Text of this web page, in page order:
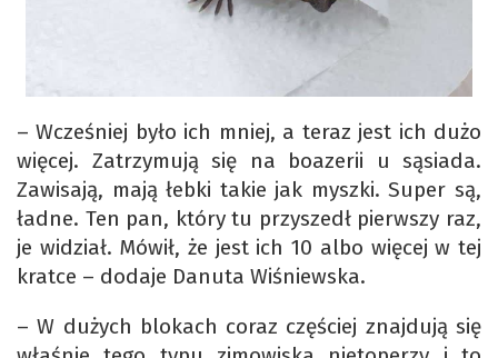
– Wcześniej było ich mniej, a teraz jest ich dużo
więcej. Zatrzymują się na boazerii u sąsiada.
Zawisają, mają łebki takie jak myszki. Super są,
ładne. Ten pan, który tu przyszedł pierwszy raz,
je widział. Mówił, że jest ich 10 albo więcej w tej
kratce – dodaje Danuta Wiśniewska.
– W dużych blokach coraz częściej znajdują się